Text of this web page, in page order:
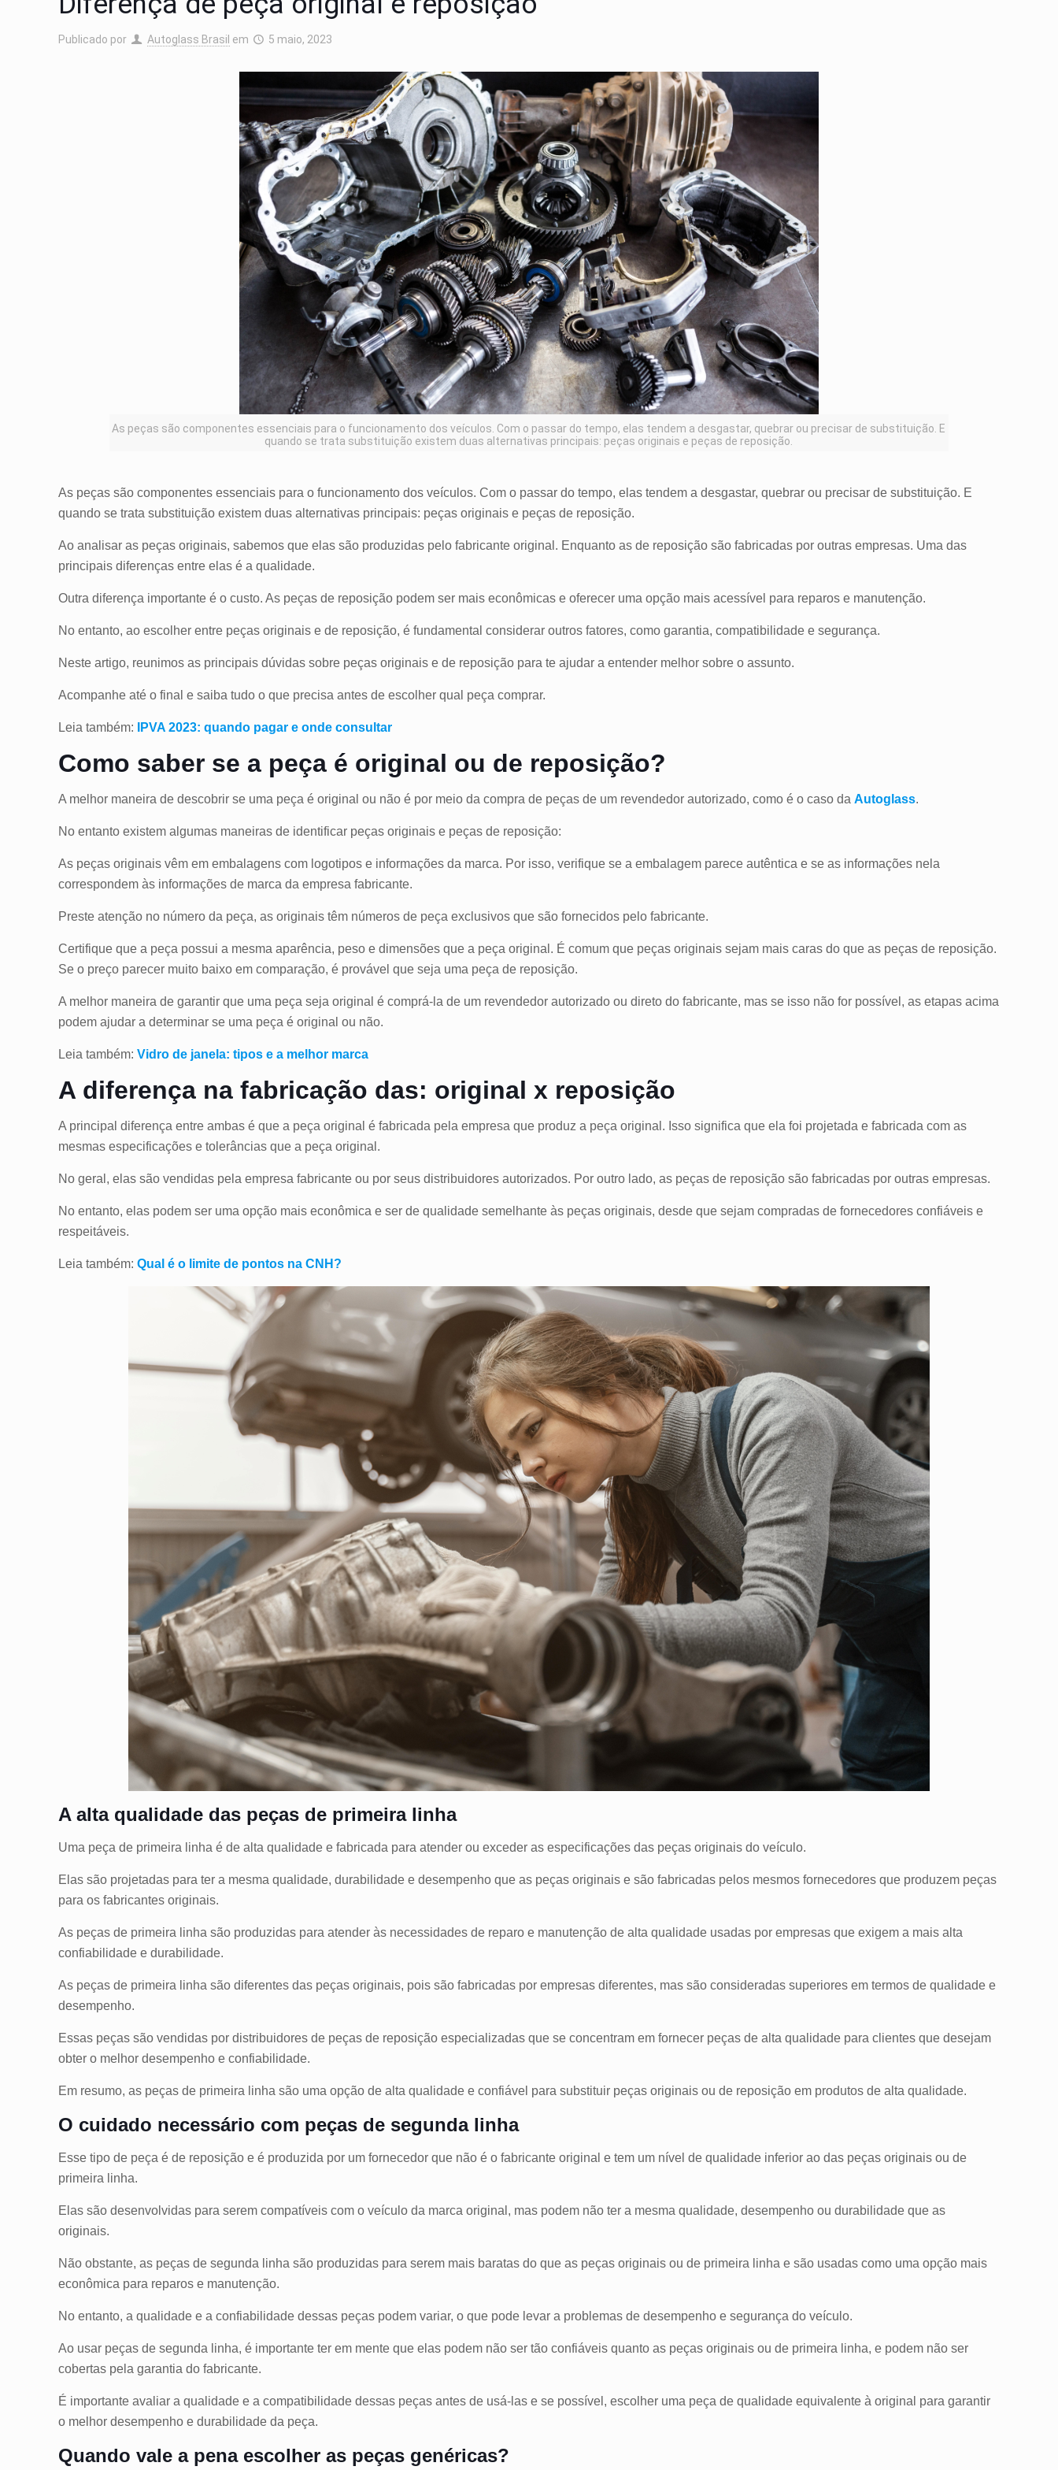
Publicado por Autoglass Brasil em 5 maio, 2023
As peças são componentes essenciais para o funcionamento dos veículos. Com o passar do tempo, elas tendem a desgastar, quebrar ou precisar de substituição. E
quando se trata substituição existem duas alternativas principais: peças originais e peças de reposição.
As peças são componentes essenciais para o funcionamento dos veículos. Com o passar do tempo, elas tendem a desgastar, quebrar ou precisar de substituição. E
quando se trata substituição existem duas alternativas principais: peças originais e peças de reposição.
Ao analisar as peças originais, sabemos que elas são produzidas pelo fabricante original. Enquanto as de reposição são fabricadas por outras empresas. Uma das
principais diferenças entre elas é a qualidade.
Outra diferença importante é o custo. As peças de reposição podem ser mais econômicas e oferecer uma opção mais acessível para reparos e manutenção.
No entanto, ao escolher entre peças originais e de reposição, é fundamental considerar outros fatores, como garantia, compatibilidade e segurança.
Neste artigo, reunimos as principais dúvidas sobre peças originais e de reposição para te ajudar a entender melhor sobre o assunto.
Acompanhe até o final e saiba tudo o que precisa antes de escolher qual peça comprar.
Leia também: IPVA 2023: quando pagar e onde consultar
Como saber se a peça é original ou de reposição?
A melhor maneira de descobrir se uma peça é original ou não é por meio da compra de peças de um revendedor autorizado, como é o caso daAutoglass.
No entanto existem algumas maneiras de identificar peças originais e peças de reposição:
As peças originais vêm em embalagens com logotipos e informações da marca. Por isso, verifique se a embalagem parece autêntica e se as informações nela
correspondem às informações de marca da empresa fabricante.
Preste atenção no número da peça, as originais têm números de peça exclusivos que são fornecidos pelo fabricante.
Certifique que a peça possui a mesma aparência, peso e dimensões que a peça original. É comum que peças originais sejam mais caras do que as peças de reposição.
Se o preço parecer muito baixo em comparação, é provável que seja uma peça de reposição.
A melhor maneira de garantir que uma peça seja original é comprá-la de um revendedor autorizado ou direto do fabricante, mas se isso não for possível, as etapas acima
podem ajudar a determinar se uma peça é original ou não.
Leia também:Vidro de janela: tipos e a melhor marca
A diferença na fabricação das: original x reposição
A principal diferença entre ambas é que a peça original é fabricada pela empresa que produz a peça origina l. Isso significa que ela foi projetada e fabricada com as
mesmas especificações e tolerâncias que a peça original.
No geral, elas são vendidas pela empresa fabricante ou por seus distribuidores autorizados. Por outro lado, as peças de reposição são fabricadas por outras empresas.
No entanto, elas podem ser uma opção mais econômica e ser de qualidade semelhante às peças originais, desde que sejam compradas de fornecedores confiáveis e
respeitáveis.
Leia também:Qual é o limite de pontos na CNH?
A alta qualidade das peças de primeira linha
Uma peça de primeira linha é de alta qualidade e fabricada para atender ou exceder as especificações das peças originais do veículo.
Elas são projetadas para ter a mesma qualidade, durabilidade e desempenho que as peças originais e são fabricadas pelos mesmos fornecedores que produzem peças
para os fabricantes originais.
As peças de primeira linha são produzidas para atender às necessidades de reparo e manutenção de alta qualidade usadas por empresas que exigem a mais alta
confiabilidade e durabilidade.
As peças de primeira linha são diferentes das peças originais, pois são fabricadas por empresas diferentes, mas são consideradas superiores em termos de qualidade e
desempenho.
Essas peças são vendidas por distribuidores de peças de reposição especializadas que se concentram em fornecer peças de alta qualidade para clientes que desejam
obter o melhor desempenho e confiabilidade.
Em resumo, as peças de primeira linha são uma opção de alta qualidade e confiável para substituir peças originais ou de reposição em produtos de alta qualidade.
O cuidado necessário com peças de segunda linha
Esse tipo de peça é de reposição e é produzida por um fornecedor que não é o fabricante original e tem um nível de qualidade inferior ao das peças originais ou de
primeira linha.
Elas são desenvolvidas para serem compatíveis com o veículo da marca original, mas podem não ter a mesma qualidade, desempenho ou durabilidade que as
originais.
Não obstante, as peças de segunda linha são produzidas para serem mais baratas do que as peças originais ou de primeira linha e são usadas como uma opção mais
econômica para reparos e manutenção.
No entanto, a qualidade e a confiabilidade dessas peças podem variar, o que pode levar a problemas de desempenho e segurança do veículo.
Ao usar peças de segunda linha, é importante ter em mente que elas podem não ser tão confiáveis quanto as peças originais ou de primeira linha, e podem não ser
cobertas pela garantia do fabricante.
É importante avaliar a qualidade e a compatibilidade dessas peças antes de usá-las e se possível, escolher uma peça de qualidade equivalente à original para garantir
o melhor desempenho e durabilidade da peça.
Quando vale a pena escolher as peças genéricas?